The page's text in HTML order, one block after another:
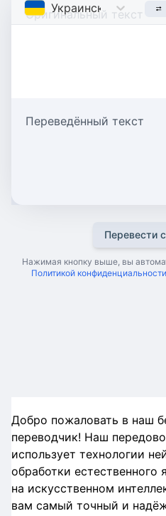
Украинский Ukrainian
Переведённый текст
Перевести
Нажимая кнопку выше, вы
Политикой конфиденциальности
Добро пожаловать в наш
переводчик! Наш
использует технологии
обработки естественного
на искусственном
вам самый точный и